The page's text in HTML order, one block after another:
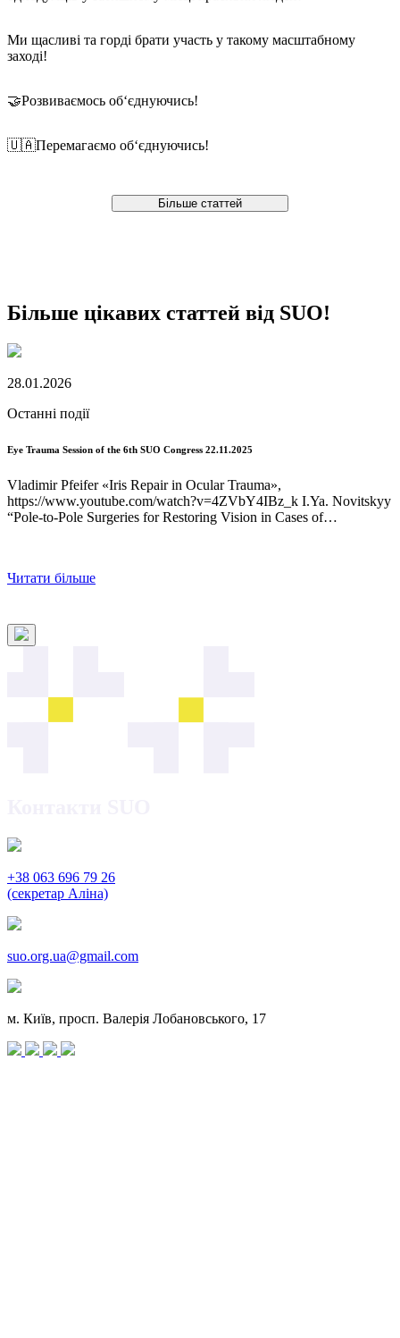
Ми щасливі та горді брати участь у такому масштабному
заході!
🤝Розвиваємось об‘єднуючись!
🇺🇦Перемагаємо об‘єднуючись!
Більше статтей
Більше цікавих статтей від SUO!
28.01.2026
Останні події
Eye Trauma Session of the 6th SUO Congress 22.11.2025
Vladimir Pfeifer «Iris Repair in Ocular Trauma»,
https://www.youtube.com/watch?v=4ZVbY4IBz_k I.Ya. Novitskyy
“Pole-to-Pole Surgeries for Restoring Vision in Cases of…
Читати більше
+38 063 696 79 26
(секретар Аліна)
suo.org.ua@gmail.com
м. Київ, просп. Валерія Лобановського, 17